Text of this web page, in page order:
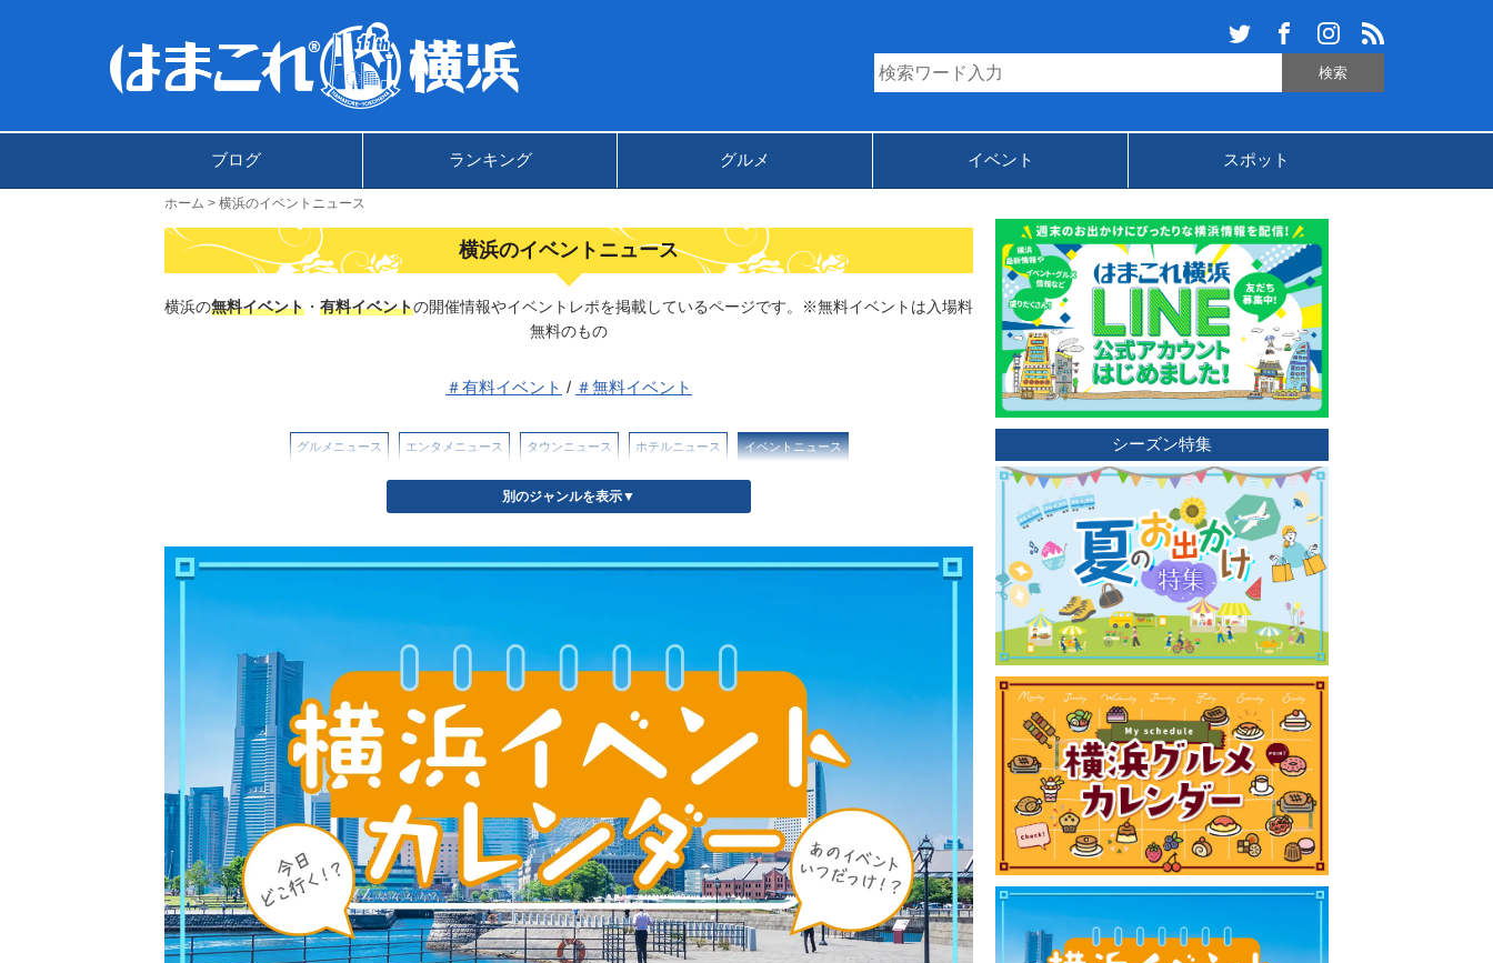
ブログ ランキング グルメ イベント スポット
ホーム 横浜のイベントニュース
横浜のイベントニュース
横浜の無料イベント ・ 有料イベントの開催情報やイベントレポを掲載しているページです。※無料イベントは入場料
無料のもの
＃有料イベント / ＃無料イベント
グルメニュース エンタメニュース タウンニュース ホテルニュース イベントニュース
別のジャンルを表示▼
シーズン特集